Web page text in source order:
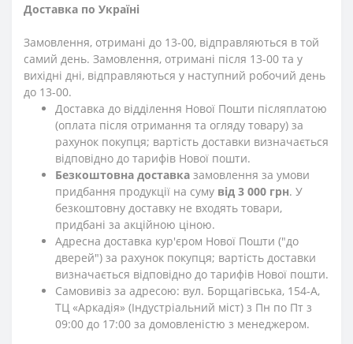
Доставка по Україні
Замовлення, отримані до 13-00, відправляються в той
самий день. Замовлення, отримані після 13-00 та у
вихідні дні, відправляються у наступний робочий день
до 13-00.
Доставка до відділення Нової Пошти післяплатою
(оплата після отримання та огляду товару) за
рахунок покупця; вартість доставки визначається
відповідно до тарифів Нової пошти.
Безкоштовна доставка замовлення за умови
придбання продукції на суму від 3 000 грн. У
безкоштовну доставку не входять товари,
придбані за акційною ціною.
Адресна доставка кур'єром Нової Пошти ("до
дверей") за рахунок покупця; вартість доставки
визначається відповідно до тарифів Нової пошти.
Самовивіз за адресою: вул. Борщагівська, 154-А,
ТЦ «Аркадія» (Індустріальний міст) з Пн по Пт з
09:00 до 17:00 за домовленістю з менеджером.